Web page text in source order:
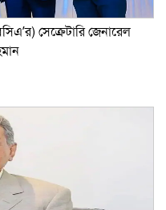
সেক্রেটারি জেনারেল